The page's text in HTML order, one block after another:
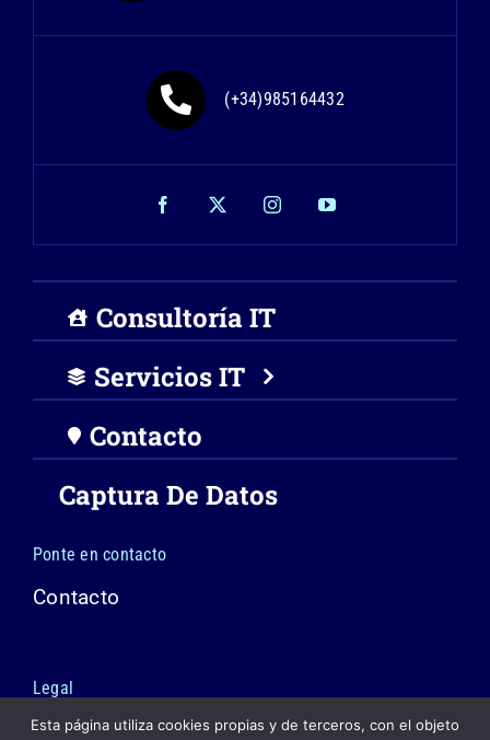
(+34)985164432
Consultoría IT
Servicios IT
Contacto
Captura De Datos
Ponte en contacto
Contacto
Legal
Política de cookies
Esta página utiliza cookies propias y de terceros, con el objeto